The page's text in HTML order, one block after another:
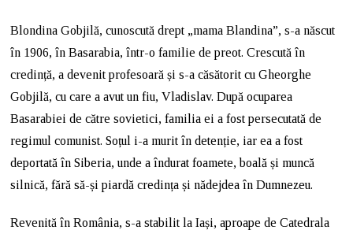
Blondina Gobjilă, cunoscută drept „mama Blandina”, s-a născut
în 1906, în Basarabia, într-o familie de preot. Crescută în
credință, a devenit profesoară și s-a căsătorit cu Gheorghe
Gobjilă, cu care a avut un fiu, Vladislav. După ocuparea
Basarabiei de către sovietici, familia ei a fost persecutată de
regimul comunist. Soțul i-a murit în detenție, iar ea a fost
deportată în Siberia, unde a îndurat foamete, boală și muncă
silnică, fără să-și piardă credința și nădejdea în Dumnezeu.
Revenită în România, s-a stabilit la Iași, aproape de Catedrala